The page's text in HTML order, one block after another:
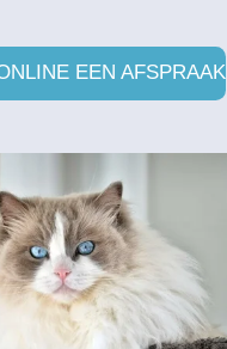
EEN AFSPRAAK